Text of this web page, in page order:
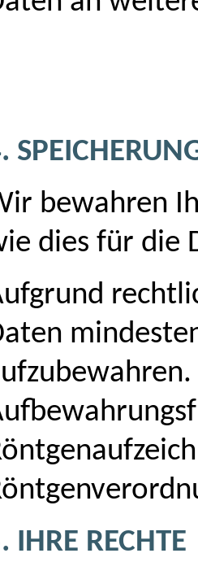
bewahren
dies für die
IHRE RECHTE